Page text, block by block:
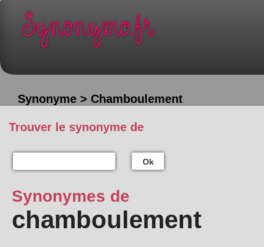
Synonyme > Chamboulement
Trouver le synonyme de
Ok
Synonymes de
chamboulement